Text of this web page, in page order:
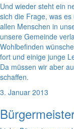
Und wieder steht ein
sich die Frage, was
allen Menschen in
unsere Gemeinde
Wohlbefinden
fort und einige junge
Da müssen wir aber
schaffen.
3. Januar 2013